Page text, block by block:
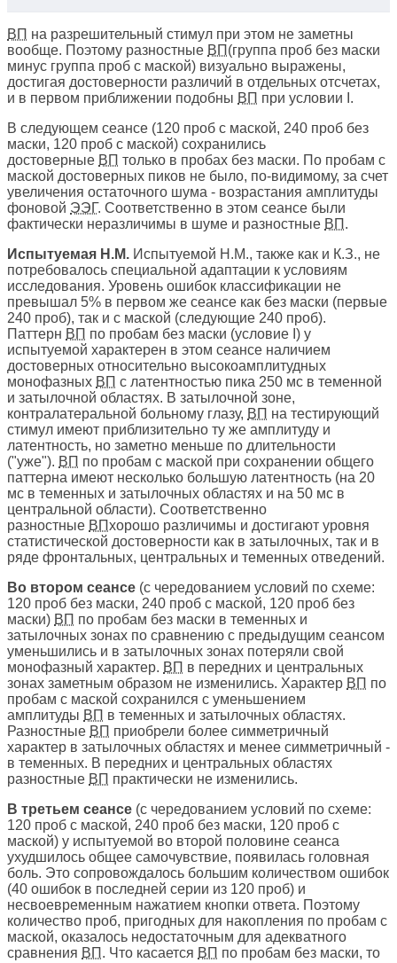
ВП на разрешительный стимул при этом не заметны
вообще. Поэтому разностные ВП (группа проб без маски
минус группа проб с маской) визуально выражены,
достигая достоверности различий в отдельных отсчетах,
и в первом приближении подобны ВП при условии I.
В следующем сеансе (120 проб с маской, 240 проб без
маски, 120 проб с маской) сохранились
достоверные ВП только в пробах без маски. По пробам с
маской достоверных пиков не было, по-видимому, за счет
увеличения остаточного шума - возрастания амплитуды
фоновой ЭЭГ. Соответственно в этом сеансе были
фактически неразличимы в шуме и разностные ВП .
Испытуемая Н.М. Испытуемой Н.М., также как и К.З., не
потребовалось специальной адаптации к условиям
исследования. Уровень ошибок классификации не
превышал 5% в первом же сеансе как без маски (первые
240 проб), так и с маской (следующие 240 проб).
Паттерн ВП по пробам без маски (условие I) у
испытуемой характерен в этом сеансе наличием
достоверных относительно высокоамплитудных
монофазных ВП с латентностью пика 250 мс в теменной
и затылочной областях. В затылочной зоне,
контралатеральной больному глазу, ВП на тестирующий
стимул имеют приблизительно ту же амплитуду и
латентность, но заметно меньше по длительности
("уже"). ВП по пробам с маской при сохранении общего
паттерна имеют несколько большую латентность (на 20
мс в теменных и затылочных областях и на 50 мс в
центральной области). Соответственно
разностные ВПхорошо различимы и достигают уровня
статистической достоверности как в затылочных, так и в
ряде фронтальных, центральных и теменных отведений.
Во втором сеансе (с чередованием условий по схеме:
120 проб без маски, 240 проб с маской, 120 проб без
маски) ВП по пробам без маски в теменных и
затылочных зонах по сравнению с предыдущим сеансом
уменьшились и в затылочных зонах потеряли свой
монофазный характер. ВП в передних и центральных
зонах заметным образом не изменились. Характер ВП по
пробам с маской сохранился с уменьшением
амплитуды ВП в теменных и затылочных областях.
Разностные ВП приобрели более симметричный
характер в затылочных областях и менее симметричный -
в теменных. В передних и центральных областях
разностные ВП практически не изменились.
В третьем сеансе (с чередованием условий по схеме:
120 проб с маской, 240 проб без маски, 120 проб с
маской) у испытуемой во второй половине сеанса
ухудшилось общее самочувствие, появилась головная
боль. Это сопровождалось большим количеством ошибок
(40 ошибок в последней серии из 120 проб) и
несвоевременным нажатием кнопки ответа. Поэтому
количество проб, пригодных для накопления по пробам с
маской, оказалось недостаточным для адекватного
сравнения ВП . Что касается ВП по пробам без маски, то